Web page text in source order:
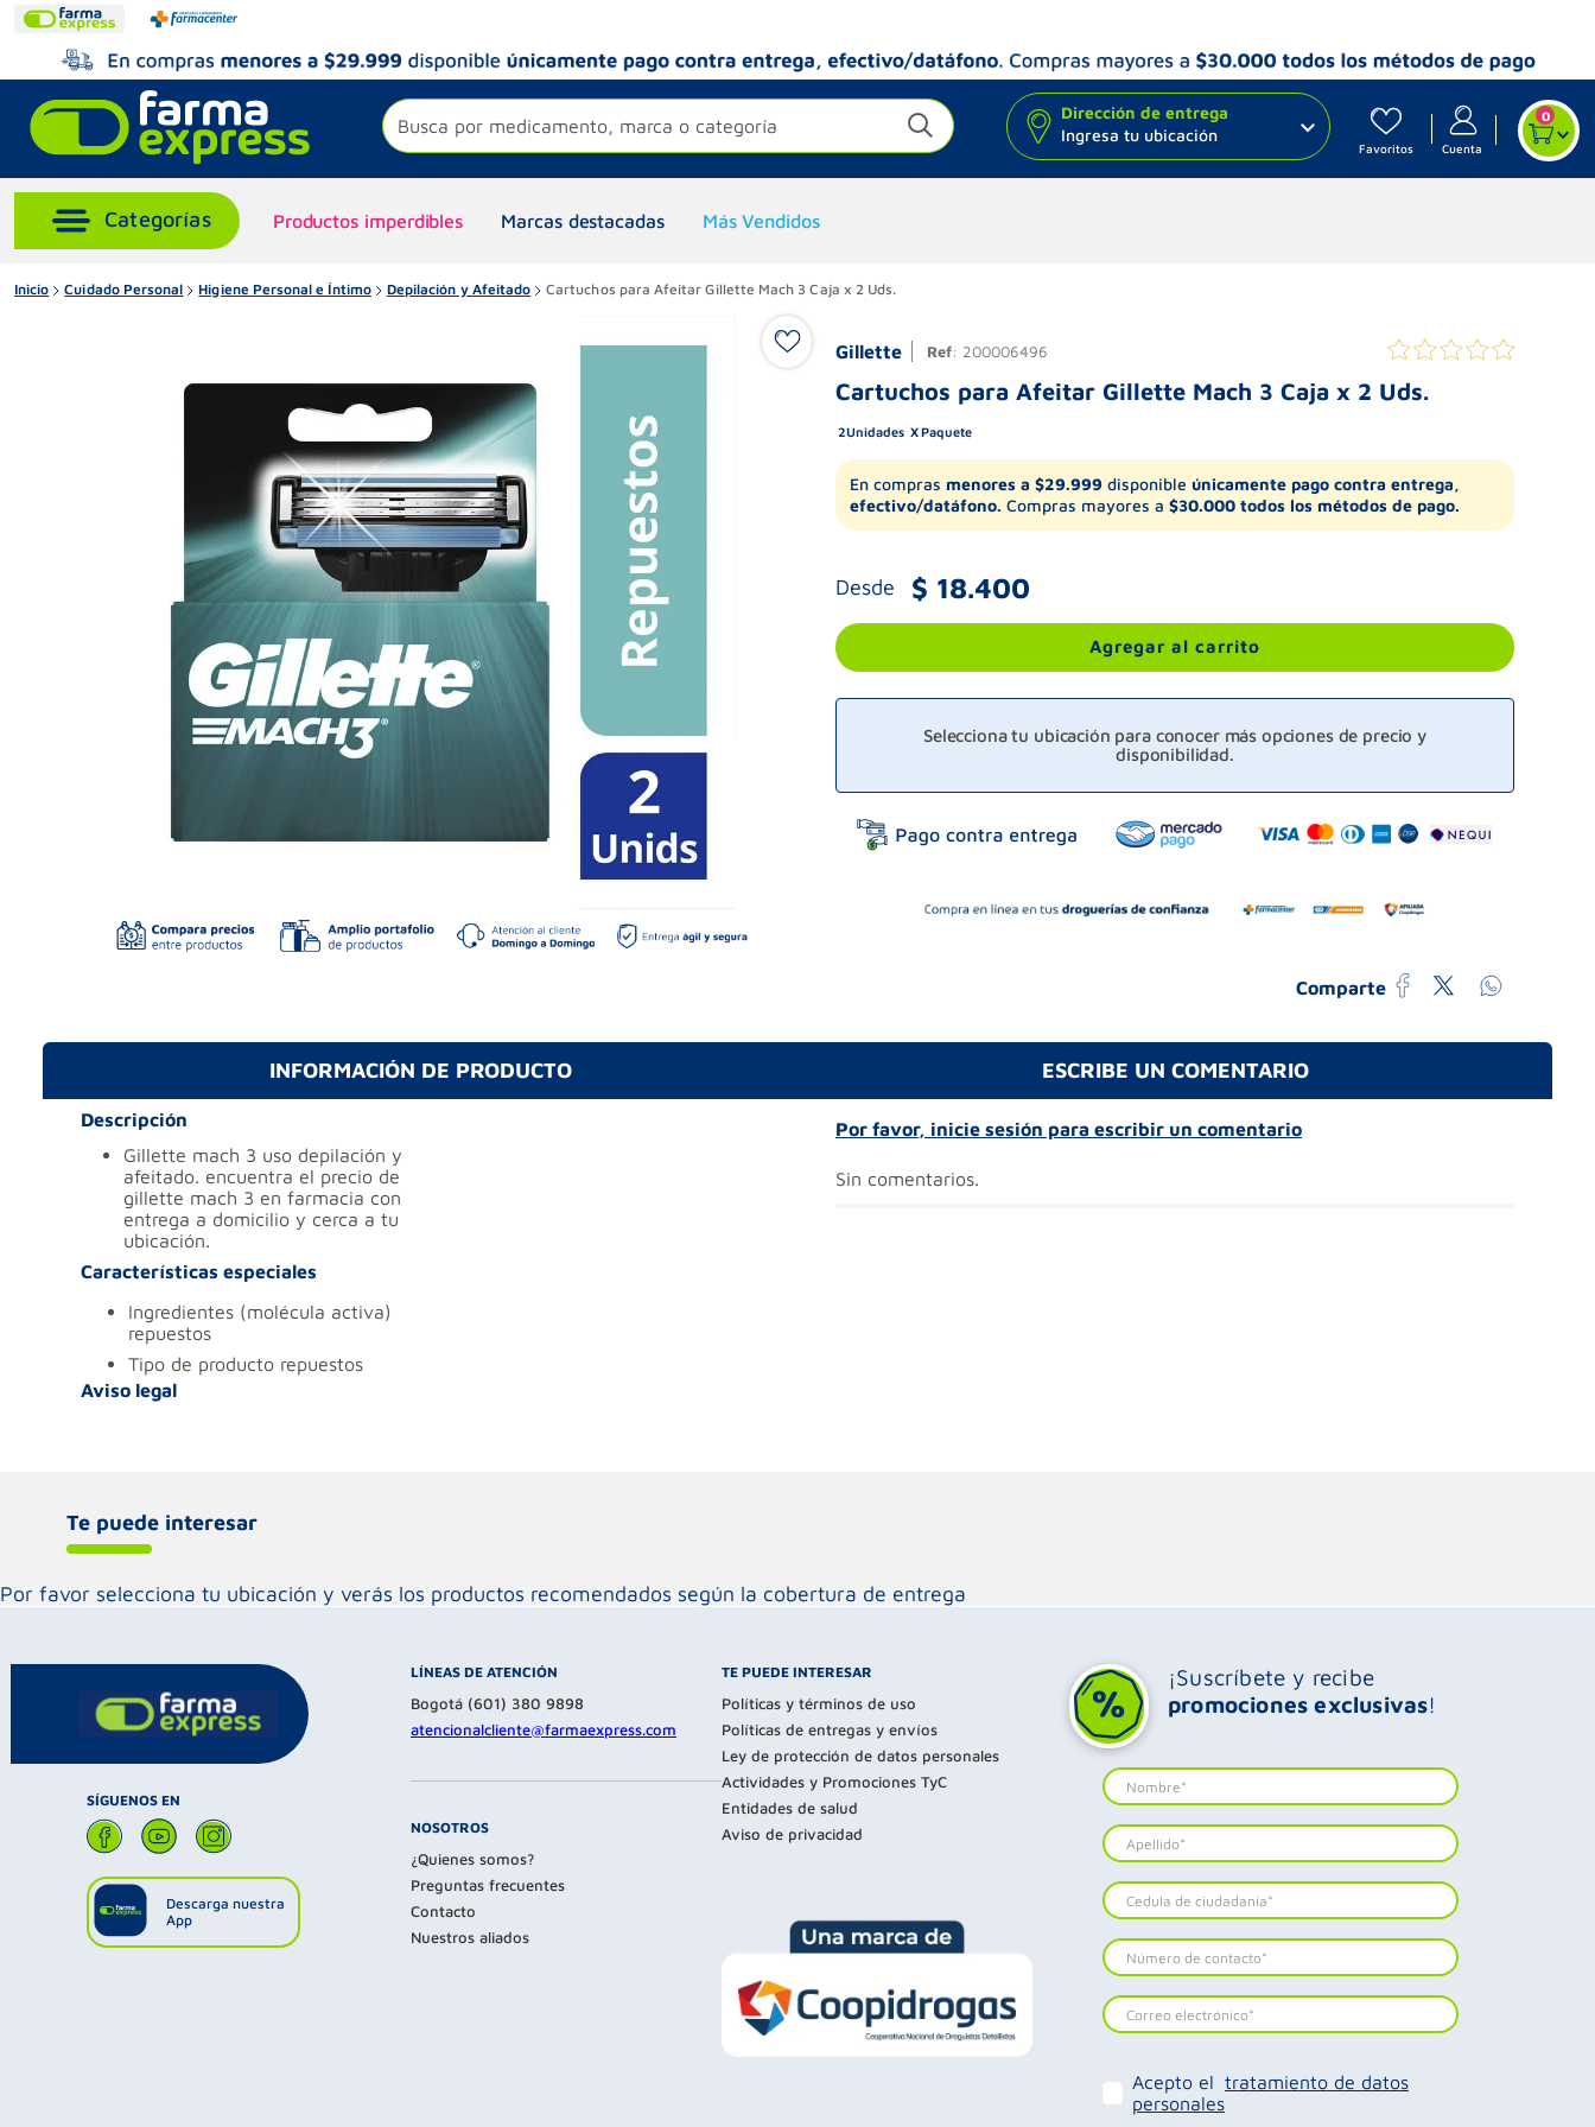
Busca por medicamento, marca o categoría
Dirección de entrega
Ingresa tu ubicación
Favoritos Cuenta
0
Productos imperdibles Marcas destacadas Más Vendidos
Inicio Cuidado Personal Higiene Personal e Íntimo Depilación y Afeitado Cartuchos para Afeitar Gillette Mach 3 Caja x 2 Uds.
Gillette Ref: 200006496
Cartuchos para Afeitar Gillette Mach 3 Caja x 2 Uds.
2Unidades Paquete
En compras menores a $29.999 disponible únicamente pago contra entrega,
efectivo/datáfono. Compras mayores a $30.000 todos los métodos de pago.
Desde $ 18.400
Agregar al carrito
Selecciona tu ubicación para conocer más opciones de precio y
disponibilidad.
Comparte
INFORMACIÓN DE PRODUCTO
Descripción
gillette mach 3 uso depilación y
afeitado. encuentra el precio de
gillette mach 3 en farmacia con
entrega a domicilio y cerca a tu
ubicación.
Características especiales
ingredientes (molécula activa)
repuestos
tipo de producto repuestos
Aviso legal
ESCRIBE UN COMENTARIO
Por favor, inicie sesión para escribir un comentario
Sin comentarios.
Te puede interesar
Por favor selecciona tu ubicación y verás los productos recomendados según la cobertura de entrega
SÍGUENOS EN
Descarga nuestra
App
LÍNEAS DE ATENCIÓN
Bogotá (601) 380 9898
atencionalcliente@farmaexpress.com
NOSOTROS
¿Quienes somos?
Preguntas frecuentes
Contacto
Nuestros aliados
TE PUEDE INTERESAR
Políticas y términos de uso
Políticas de entregas y envíos
Ley de protección de datos personales
Actividades y Promociones TyC
Entidades de salud
Aviso de privacidad
¡Suscríbete y recibe
promociones exclusivas!
Acepto el tratamiento de datos
personales